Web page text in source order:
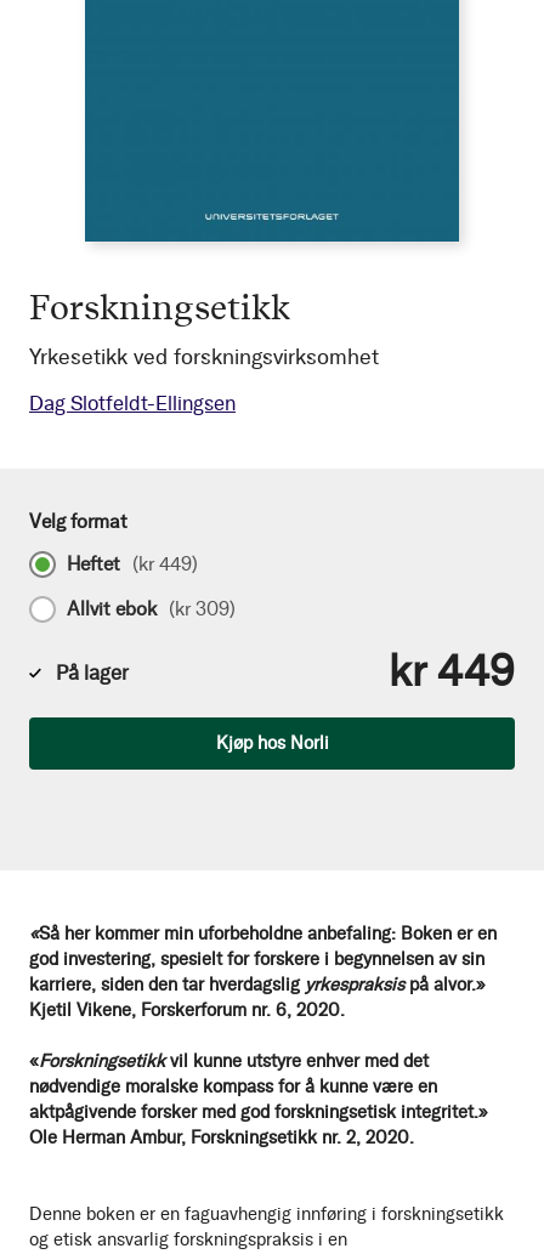
Forskningsetikk
Yrkesetikk ved forskningsvirksomhet
Dag Slotfeldt-Ellingsen
«Så her kommer min uforbeholdne anbefaling: Boken er en
god investering, spesielt for forskere i begynnelsen av sin
karriere, siden den tar hverdagslig yrkespraksispå alvor.»
Kjetil Vikene, Forskerforum nr. 6, 2020.
«Forskningsetikkvil kunne utstyre enhver med det
nødvendige moralske kompass for å kunne være en
aktpågivende forsker med god forskningsetisk integritet.»
Ole Herman Ambur, Forskningsetikk nr. 2, 2020.
Denne boken er en faguavhengig innføring i forskningsetikk
og etisk ansvarlig forskningspraksis i en
Velg format
Heftet (kr 449)
Allvit ebok (kr 309)
På lager kr 449
Kjøp hos Norli